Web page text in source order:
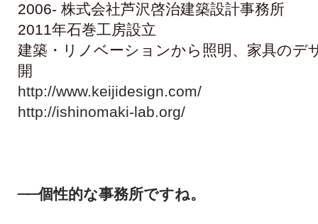
2006- 株式会社芦沢啓治建築設計事務所
2011年石巻工房設立
建築・リノベーションから照明、家具のデ
開
http://www.keijidesign.com/
http://ishinomaki-lab.org/
──個性的な事務所ですね。